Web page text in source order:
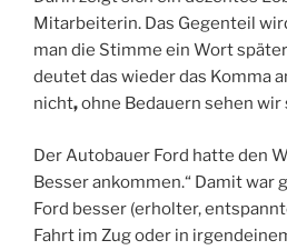
Mitarbeiterin. Das Gegenteil
man die Stimme ein Wort
deutet das wieder das Komma
nicht,ohne Bedauern sehen wir
Der Autobauer Ford hatte den
Besser ankommen.“ Damit war
Ford besser (erholter,
Fahrt im Zug oder in